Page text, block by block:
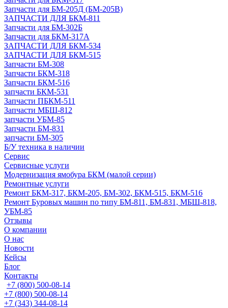
Запчасти для БМ-205Д (БМ-205В)
ЗАПЧАСТИ ДЛЯ БКМ-811
Запчасти для БМ-302Б
Запчасти для БКМ-317А
ЗАПЧАСТИ ДЛЯ БКМ-534
ЗАПЧАСТИ ДЛЯ БКМ-515
Запчасти БМ-308
Запчасти БКМ-318
Запчасти БКМ-516
запчасти БКМ-531
Запчасти ПБКМ-511
Запчасти МБШ-812
запчасти УБМ-85
Запчасти БМ-831
запчасти БМ-305
Б/У техника в наличии
Сервис
Сервисные услуги
Модернизация ямобура БКМ (малой серии)
Ремонтные услуги
Ремонт БКМ-317, БКМ-205, БМ-302, БКМ-515, БКМ-516
Ремонт Буровых машин по типу БМ-811, БМ-831, МБШ-818,
УБМ-85
Отзывы
О компании
О нас
Новости
Кейсы
Блог
Контакты
+7 (800) 500-08-14
+7 (800) 500-08-14
+7 (343) 344-08-14